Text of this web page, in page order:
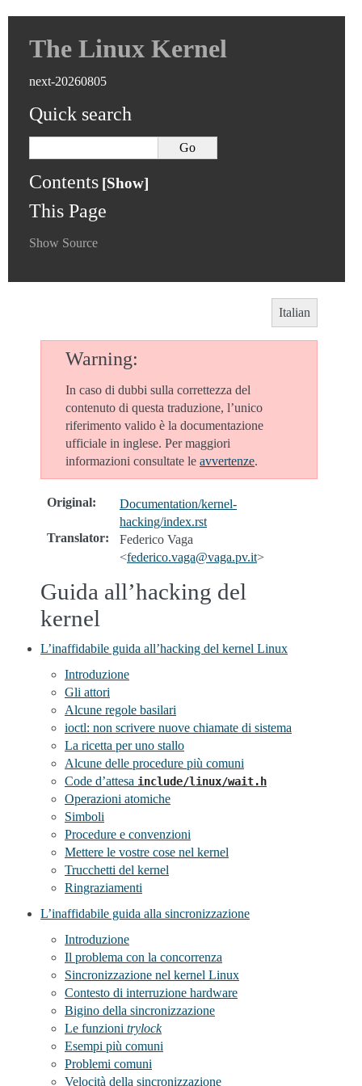
The Linux Kernel
next-20260805
Quick search
Contents
This Page
Show Source
Italian
Warning
In caso di dubbi sulla correttezza del
contenuto di questa traduzione, l’unico
riferimento valido è la documentazione
ufficiale in inglese. Per maggiori
informazioni consultate le avvertenze.
Original:
Documentation/kernel-
hacking/index.rst
Translator:
Federico Vaga
<federico.vaga@vaga.pv.it>
Guida all’hacking del
kernel
L’inaffidabile guida all’hacking del kernel Linux
Introduzione
Gli attori
Alcune regole basilari
ioctl: non scrivere nuove chiamate di sistema
La ricetta per uno stallo
Alcune delle procedure più comuni
Code d’attesa include/linux/wait.h
Operazioni atomiche
Simboli
Procedure e convenzioni
Mettere le vostre cose nel kernel
Trucchetti del kernel
Ringraziamenti
L’inaffidabile guida alla sincronizzazione
Introduzione
Il problema con la concorrenza
Sincronizzazione nel kernel Linux
Contesto di interruzione hardware
Bigino della sincronizzazione
Le funzioni trylock
Esempi più comuni
Problemi comuni
Velocità della sincronizzazione